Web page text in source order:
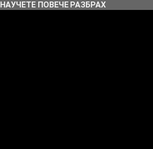
НАУЧЕТЕ ПОВЕЧЕ РАЗБРАХ